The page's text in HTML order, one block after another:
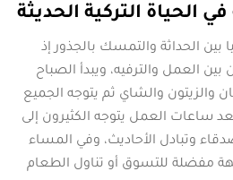
بين الحداثة والتمسك بالجذور إذ
العمل والترفيه، ويبدأ الصباح
والزيتون والشاي ثم يتوجه الجميع
ساعات العمل يتوجه الكثيرون إلى
وتبادل الأحاديث، وفي المساء
مفضلة للتسوق أو تناول الطعام